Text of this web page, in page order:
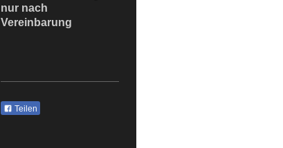
nur nach
Vereinbarung
Teilen